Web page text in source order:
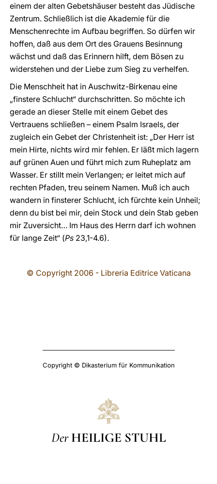
einem der alten Gebetshäuser besteht das Jüdische
Zentrum. Schließlich ist die Akademie für die
Menschenrechte im Aufbau begriffen. So dürfen wir
hoffen, daß aus dem Ort des Grauens Besinnung
wächst und daß das Erinnern hilft, dem Bösen zu
widerstehen und der Liebe zum Sieg zu verhelfen.
Die Menschheit hat in Auschwitz-Birkenau eine
„finstere Schlucht“ durchschritten. So möchte ich
gerade an dieser Stelle mit einem Gebet des
Vertrauens schließen – einem Psalm Israels, der
zugleich ein Gebet der Christenheit ist: „Der Herr ist
mein Hirte, nichts wird mir fehlen. Er läßt mich lagern
auf grünen Auen und führt mich zum Ruheplatz am
Wasser. Er stillt mein Verlangen; er leitet mich auf
rechten Pfaden, treu seinem Namen. Muß ich auch
wandern in finsterer Schlucht, ich fürchte kein Unheil;
denn du bist bei mir, dein Stock und dein Stab geben
mir Zuversicht… Im Haus des Herrn darf ich wohnen
für lange Zeit“ (Ps 23,1-4.6).
© Copyright 2006 - Libreria Editrice Vaticana
Copyright © Dikasterium für Kommunikation
Der HEILIGE STUHL